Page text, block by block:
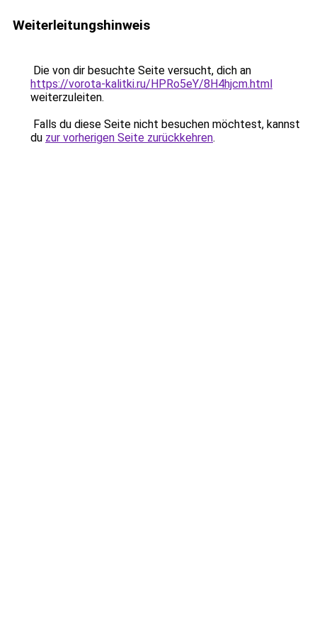
Weiterleitungshinweis
Die von dir besuchte Seite versucht, dich an
https://vorota-kalitki.ru/HPRo5eY/8H4hjcm.html
weiterzuleiten.
Falls du diese Seite nicht besuchen möchtest, kannst
du zur vorherigen Seite zurückkehren.